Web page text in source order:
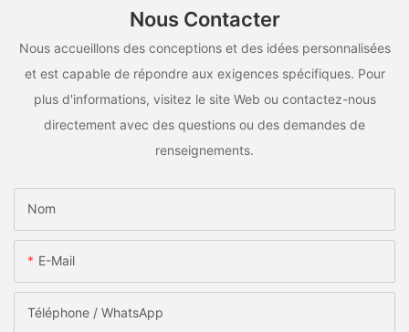
Nous Contacter
Nous accueillons des conceptions et des idées personnalisées
et est capable de répondre aux exigences spécifiques. Pour
plus d'informations, visitez le site Web ou contactez-nous
directement avec des questions ou des demandes de
renseignements.
Nom
E-Mail
Téléphone / WhatsApp